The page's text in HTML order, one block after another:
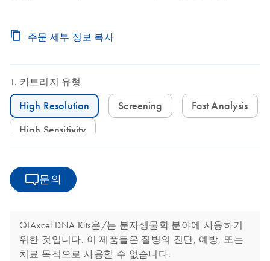
주문 세부 정보 복사
카트리지 유형
High Resolution Screening
Fast Analysis
High Sensitivity
문의
QIAxcel DNA Kits은/는 분자생물학 분야에 사용하기
위한 것입니다. 이 제품들은 질병의 진단, 예방, 또는
치료 목적으로 사용할 수 없습니다.